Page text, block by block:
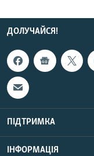
ДОЛУЧАЙСЯ!
ПІДТРИМКА
ІНФОРМАЦІЯ